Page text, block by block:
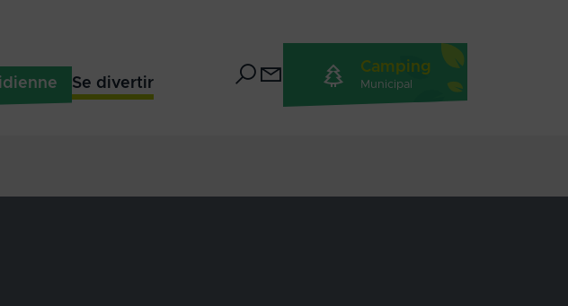
Se divertir
Camping
Municipal